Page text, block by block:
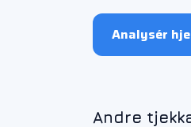
Analysér
Andre